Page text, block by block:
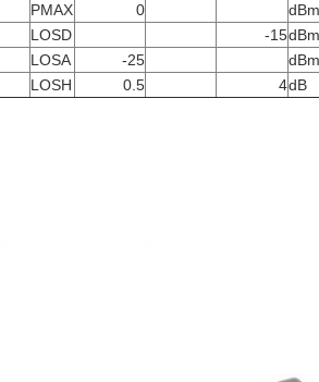
PMAX 0
dBm
LOSD -15dBm
LOSA -25
dBm
LOSH 0.5 4dB